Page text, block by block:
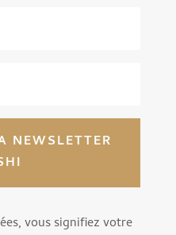
NEWSLETTER
vous signifiez votre